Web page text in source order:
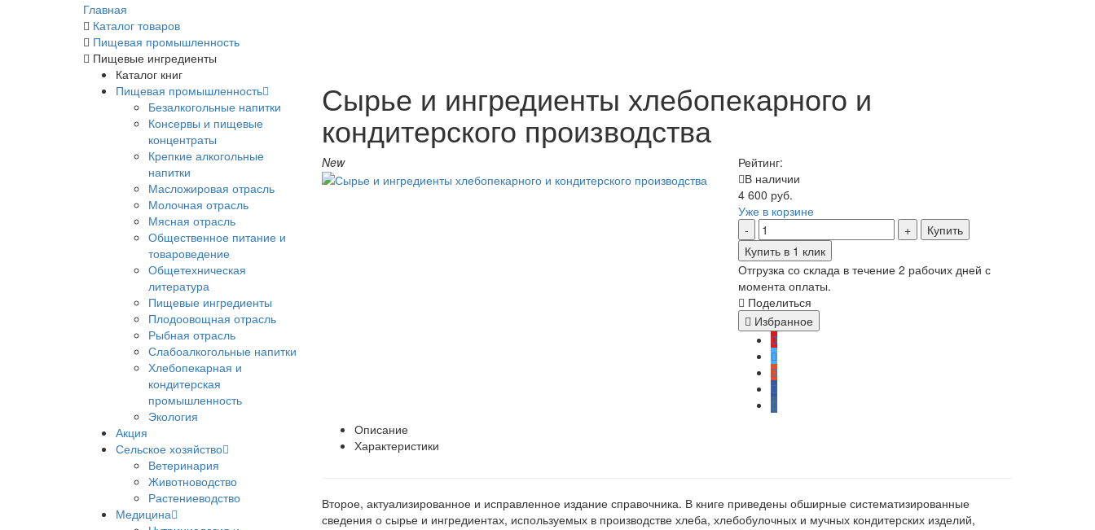
Главная
Каталог товаров
Пищевая промышленность
Пищевые ингредиенты
Каталог книг
Пищевая промышленность
Безалкогольные напитки
Консервы и пищевые
концентраты
Крепкие алкогольные
напитки
Масложировая отрасль
Молочная отрасль
Мясная отрасль
Общественное питание и
товароведение
Общетехническая
литература
Пищевые ингредиенты
Плодоовощная отрасль
Рыбная отрасль
Слабоалкогольные напитки
Хлебопекарная и
кондитерская
промышленность
Экология
Акция
Сельское хозяйство
Ветеринария
Животноводство
Растениеводство
Медицина
Сырье и ингредиенты хлебопекарного и
кондитерского производства
New
Рейтинг:
В наличии
4 600 руб.
Уже в корзине
Купить
Купить в 1 клик
Отгрузка со склада в течение 2 рабочих дней с
момента оплаты.
Поделиться
Избранное
Описание
Характеристики
Второе, актуализированное и исправленное издание справочника. В книге приведены обширные систематизированные
сведения о сырье и ингредиентах, используемых в производстве хлеба, хлебобулочных и мучных кондитерских изделий,